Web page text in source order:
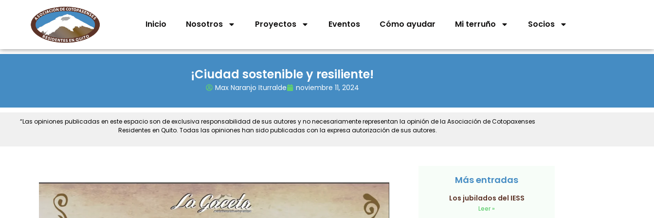
Inicio Nosotros Proyectos Eventos Cómo ayudar Mi terruño Socios
¡Ciudad sostenible y resiliente!
Max Naranjo Iturralde noviembre 11, 2024
“Las opiniones publicadas en este espacio son de exclusiva responsabilidad de sus autores y no necesariamente representan la opinión de la Asociación de Cotopaxenses
Residentes en Quito. Todas las opiniones han sido publicadas con la expresa autorización de sus autores.
Más entradas
Los jubilados del IESS
Leer »